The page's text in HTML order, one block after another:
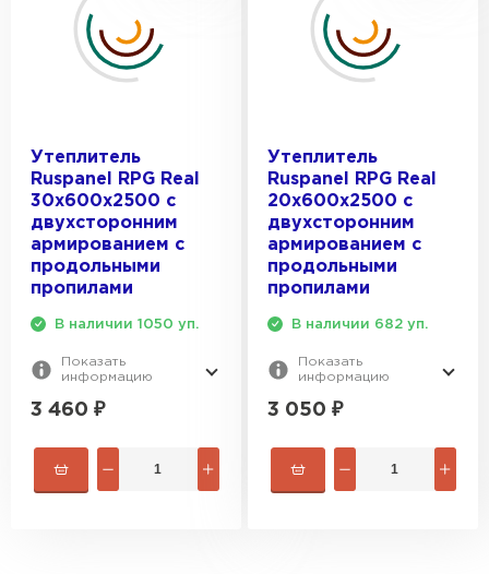
Утеплитель
Ruspanel RPG Real
30х600х2500 с
двухсторонним
армированием с
продольными
пропилами
В наличии 1050 уп.
Показать
информацию
3 460 ₽
Утеплитель
Ruspanel RPG Real
20х600х2500 с
двухсторонним
армированием с
продольными
пропилами
В наличии 682 уп.
Показать
информацию
3 050 ₽
ВСЕ ПРОИЗВОДИТЕЛИ